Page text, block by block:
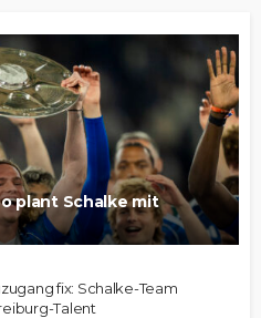
plant Schalke mit
fix: Schalke-Team
Talent